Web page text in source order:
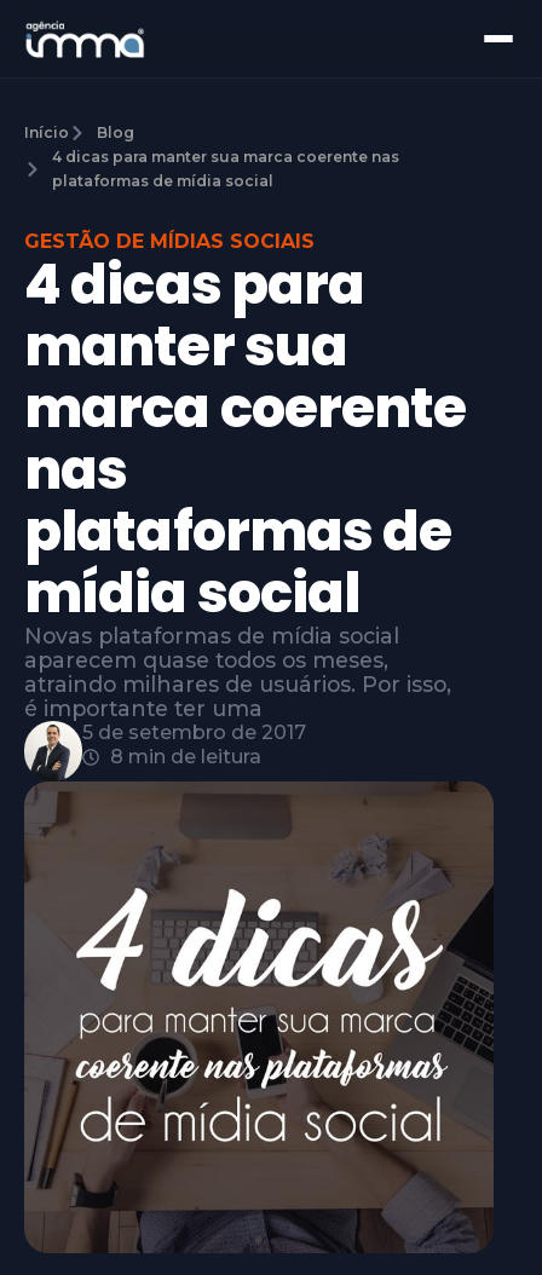
Início
Blog
4 dicas para manter sua marca coerente nas
plataformas de mídia social
GESTÃO DE MÍDIAS SOCIAIS
4 dicas para
manter sua
marca coerente
nas
plataformas de
mídia social
Novas plataformas de mídia social
aparecem quase todos os meses,
atraindo milhares de usuários. Por isso,
é importante ter uma
5 de setembro de 2017
8 min de leitura